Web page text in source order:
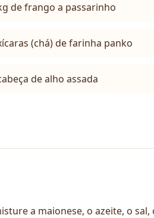
de frango a passarinho
(chá) de farinha panko
de alho assada
a maionese, o azeite, o